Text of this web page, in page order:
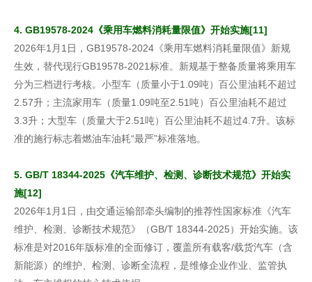
4. GB19578-2024《乘用车燃料消耗量限值》开始实施[11]
2026年1月1日，GB19578-2024《乘用车燃料消耗量限值》新规
生效，替代现行GB19578-2021标准。新规基于整备质量将乘用车
分为三档进行考核。小型车（质量小于1.09吨）百公里油耗不超过
2.57升；主流家用车（质量1.09吨至2.51吨）百公里油耗不超过
3.3升；大型车（质量大于2.51吨）百公里油耗不超过4.7升。该标
准的施行标志着燃油车油耗“最严”标准落地。
5. GB/T 18344-2025《汽车维护、检测、诊断技术规范》开始实
施[12]
2026年1月1日，由交通运输部牵头编制的推荐性国家标准《汽车
维护、检测、诊断技术规范》（GB/T 18344-2025）开始实施。该
标准是对2016年版标准的全面修订，覆盖所有载客/载货汽车（含
新能源）的维护、检测、诊断全流程，是维修企业作业、监管执